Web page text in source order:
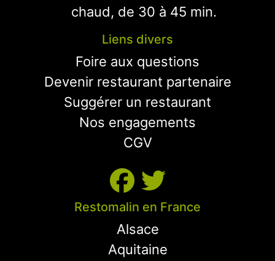
chaud, de 30 à 45 min.
Liens divers
Foire aux questions
Devenir restaurant partenaire
Suggérer un restaurant
Nos engagements
CGV
Restomalin en France
Alsace
Aquitaine